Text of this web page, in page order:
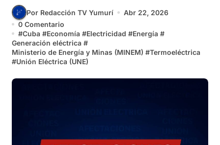
Por Redacción TV Yumurí
Abr 22, 2026
0 Comentario
#Cuba #Economía #Electricidad #Energía #
Generación eléctrica #
Ministerio de Energía y Minas (MINEM) #Termoeléctrica
#Unión Eléctrica (UNE)